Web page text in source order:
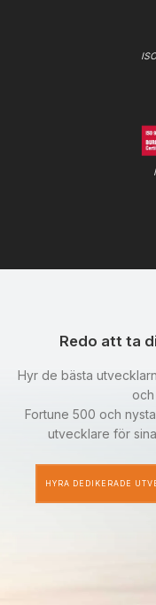
Redo att ta
Hyr de bästa
Fortune 500 och
utvecklare för
HYRA DEDIKERADE